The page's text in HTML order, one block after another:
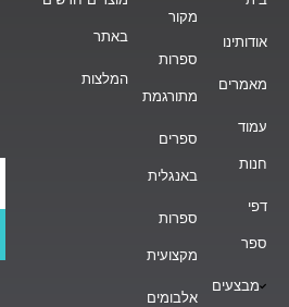
אודותינו
מאמרים
עמוד
חנות
דפי
ספר
מבצעים
מקור
ספרות
מתורגמת
ספרים
באנגלית
ספרות
מקצועית
אלבומים
באתר
המלצות